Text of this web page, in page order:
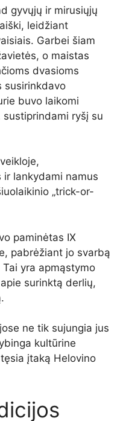
gyvųjų ir mirusiųjų
leidžiant
Garbei šiam
o maistas
dvasioms
susirinkdavo
buvo laikomi
ryšį su
lankydami namus
„trick-or-
paminėtas IX
pabrėžiant jo svarbą
yra apmąstymo
surinktą derlių,
ne tik sujungia jus
kultūrine
įtaką Helovino